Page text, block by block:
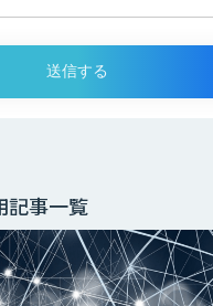
記事一覧